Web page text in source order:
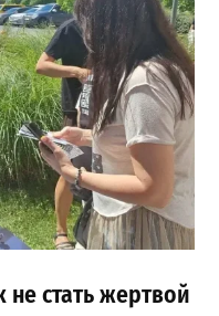
стать жертвой